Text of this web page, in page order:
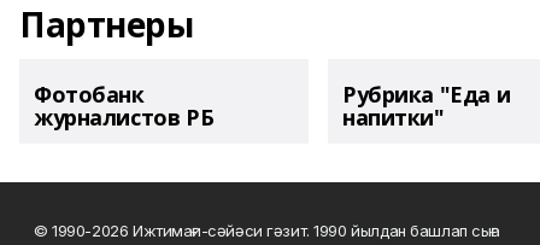
Партнеры
Фотобанк
журналистов РБ
Рубрика "Еда и
напитки"
© 1990-2026 Ижтимағи-сәйәси гәзит. 1990 йылдан башлап сыға